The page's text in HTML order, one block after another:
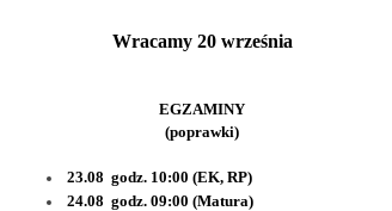
Wracamy 20 września
EGZAMINY
(poprawki)
23.08 godz. 10:00 (EK, RP)
24.08 godz. 09:00 (Matura)